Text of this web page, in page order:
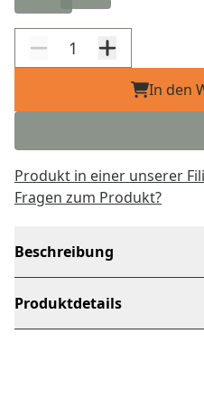
In den
Produkt in einer unserer
Fragen zum Produkt?
Beschreibung
Produktdetails